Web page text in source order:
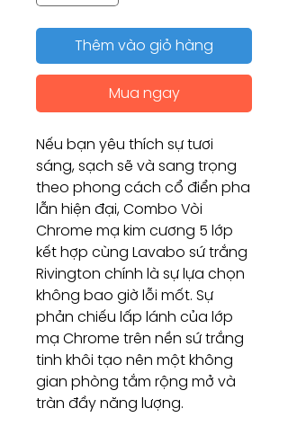
Thêm vào giỏ hàng
Mua ngay
Nếu bạn yêu thích sự tươi
sáng, sạch sẽ và sang trọng
theo phong cách cổ điển pha
lẫn hiện đại, Combo Vòi
Chrome mạ kim cương 5 lớp
kết hợp cùng Lavabo sứ trắng
Rivington chính là sự lựa chọn
không bao giờ lỗi mốt. Sự
phản chiếu lấp lánh của lớp
mạ Chrome trên nền sứ trắng
tinh khôi tạo nên một không
gian phòng tắm rộng mở và
tràn đầy năng lượng.